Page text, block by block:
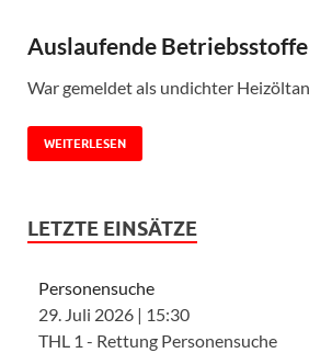
Auslaufende
War gemeldet als undichter
WEITERLESEN
LETZTE EINSÄTZE
Personensuche
29. Juli 2026 | 15:30
THL 1 - Rettung Personensuche